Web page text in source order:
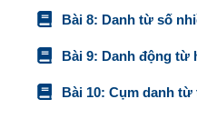
Bài 8: Danh từ số
Bài 9: Danh động từ
Bài 10: Cụm danh